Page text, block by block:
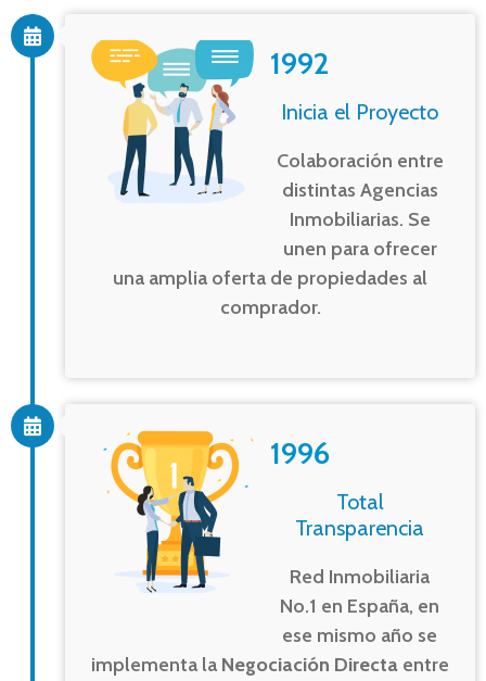
1992
Inicia el Proyecto
Colaboración entre
distintas Agencias
Inmobiliarias. Se
unen para ofrecer
una amplia oferta de propiedades al
comprador.
1996
Total
Transparencia
Red Inmobiliaria
No.1 en España, en
ese mismo año se
implementa la Negociación Directa entre